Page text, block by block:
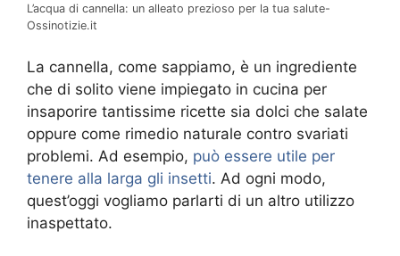
L’acqua di cannella: un alleato prezioso per la tua salute-
Ossinotizie.it
La cannella, come sappiamo, è un ingrediente
che di solito viene impiegato in cucina per
insaporire tantissime ricette sia dolci che salate
oppure come rimedio naturale contro svariati
problemi. Ad esempio, può essere utile per
tenere alla larga gli insetti. Ad ogni modo,
quest’oggi vogliamo parlarti di un altro utilizzo
inaspettato.